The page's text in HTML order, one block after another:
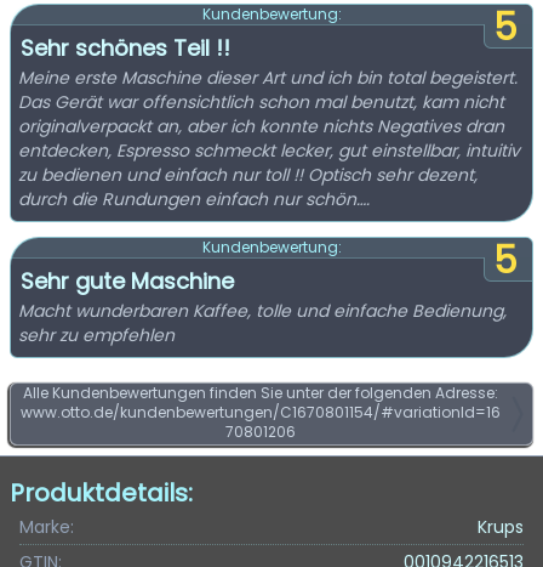
5
Kundenbewertung:
Sehr schönes Teil !!
Meine erste Maschine dieser Art und ich bin total begeistert.
Das Gerät war offensichtlich schon mal benutzt, kam nicht
originalverpackt an, aber ich konnte nichts Negatives dran
entdecken, Espresso schmeckt lecker, gut einstellbar, intuitiv
zu bedienen und einfach nur toll !! Optisch sehr dezent,
durch die Rundungen einfach nur schön….
5
Kundenbewertung:
Sehr gute Maschine
Macht wunderbaren Kaffee, tolle und einfache Bedienung,
sehr zu empfehlen
Alle Kundenbewertungen finden Sie unter der folgenden Adresse:
www.otto.de/kundenbewertungen/C1670801154/#variationId=16
70801206
Produktdetails:
Marke:
Krups
GTIN:
0010942216513